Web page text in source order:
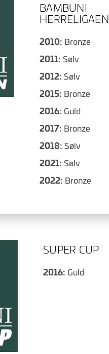
BAMBUNI
HERRELIGAEN
2010: Bronze
2011: Sølv
2012: Sølv
2015: Bronze
2016: Guld
2017: Bronze
2018: Sølv
2021: Sølv
2022: Bronze
SUPER CUP
2016: Guld